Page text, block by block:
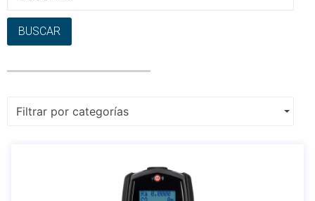
BUSCAR
Filtrar por categorías